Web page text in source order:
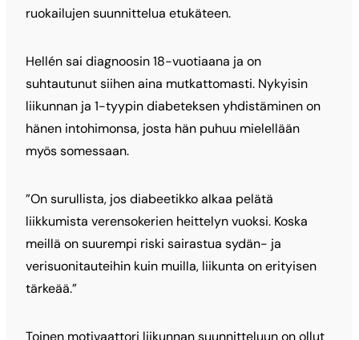
ruokailujen suunnittelua etukäteen.
Hellén sai diagnoosin 18-vuotiaana ja on
suhtautunut siihen aina mutkattomasti. Nykyisin
liikunnan ja 1-tyypin diabeteksen yhdistäminen on
hänen intohimonsa, josta hän puhuu mielellään
myös somessaan.
”On surullista, jos diabeetikko alkaa pelätä
liikkumista verensokerien heittelyn vuoksi. Koska
meillä on suurempi riski sairastua sydän- ja
verisuonitauteihin kuin muilla, liikunta on erityisen
tärkeää.”
Toinen motivaattori liikunnan suunnitteluun on ollut